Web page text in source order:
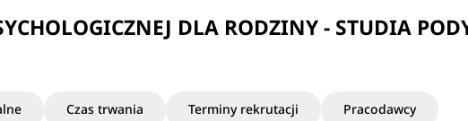
DLA RODZINY - STUDIA
Czas trwania Terminy rekrutacji Pracodawcy